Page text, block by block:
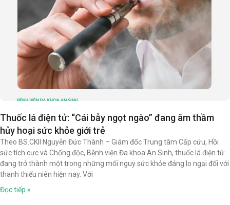
Thuốc lá điện tử: “Cái bẫy ngọt ngào” đang âm thầm
hủy hoại sức khỏe giới trẻ
Theo BS.CKII Nguyễn Đức Thành – Giám đốc Trung tâm Cấp cứu, Hồi
sức tích cực và Chống độc, Bệnh viện Đa khoa An Sinh, thuốc lá điện tử
đang trở thành một trong những mối nguy sức khỏe đáng lo ngại đối với
thanh thiếu niên hiện nay. Với
Đọc tiếp »